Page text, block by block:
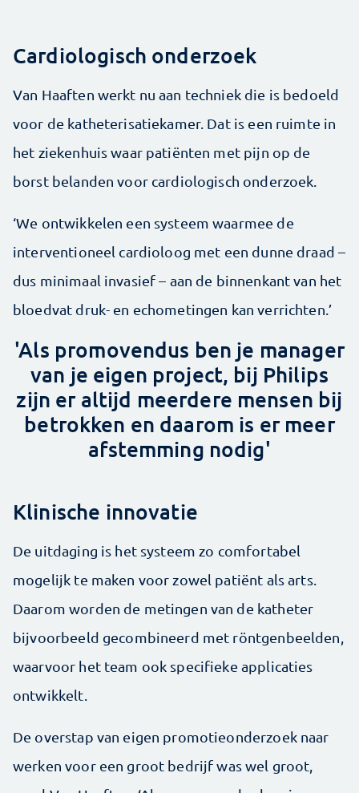
Cardiologisch onderzoek
Van Haaften werkt nu aan techniek die is bedoeld
voor de katheterisatiekamer. Dat is een ruimte in
het ziekenhuis waar patiënten met pijn op de
borst belanden voor cardiologisch onderzoek.
‘We ontwikkelen een systeem waarmee de
interventioneel cardioloog met een dunne draad –
dus minimaal invasief – aan de binnenkant van het
bloedvat druk- en echometingen kan verrichten.’
'Als promovendus ben je manager
van je eigen project, bij Philips
zijn er altijd meerdere mensen bij
betrokken en daarom is er meer
afstemming nodig'
Klinische innovatie
De uitdaging is het systeem zo comfortabel
mogelijk te maken voor zowel patiënt als arts.
Daarom worden de metingen van de katheter
bijvoorbeeld gecombineerd met röntgenbeelden,
waarvoor het team ook specifieke applicaties
ontwikkelt.
De overstap van eigen promotieonderzoek naar
werken voor een groot bedrijf was wel groot,